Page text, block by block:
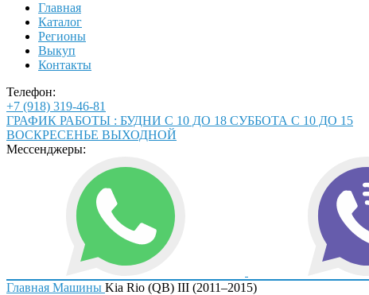
Главная
Каталог
Регионы
Выкуп
Контакты
Телефон:
+7 (918) 319-46-81
ГРАФИК РАБОТЫ : БУДНИ С 10 ДО 18 СУББОТА С 10 ДО 15
ВОСКРЕСЕНЬЕ ВЫХОДНОЙ
Мессенджеры:
Главная Машины Kia Rio (QB) III (2011–2015)